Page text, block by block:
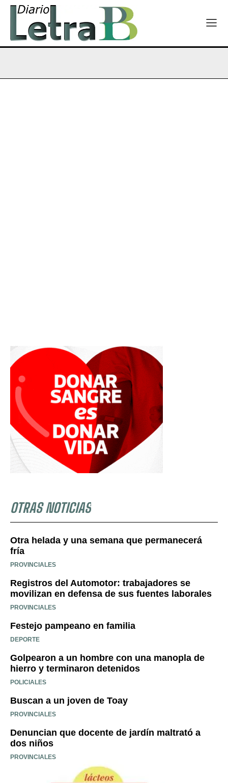
OTRAS NOTICIAS
Otra helada y una semana que permanecerá
fría
PROVINCIALES
Registros del Automotor: trabajadores se
movilizan en defensa de sus fuentes laborales
PROVINCIALES
Festejo pampeano en familia
DEPORTE
Golpearon a un hombre con una manopla de
hierro y terminaron detenidos
POLICIALES
Buscan a un joven de Toay
PROVINCIALES
Denuncian que docente de jardín maltrató a
dos niños
PROVINCIALES